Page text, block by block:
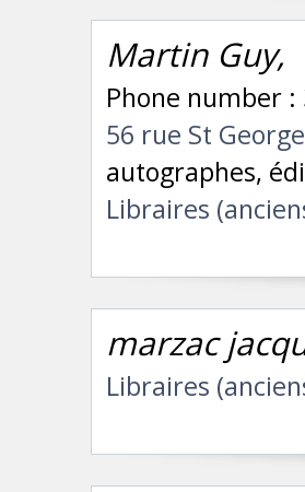
Martin Guy,
Phone number :
56 rue St
autographes,
Libraires
marzac
Libraires